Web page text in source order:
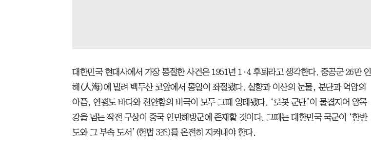
대한민국 현대사에서 가장 통절한 사건은 1951년 1·4 후퇴라고 생각한다. 중공군 26만 인
해(人海)에 밀려 백두산 코앞에서 통일이 좌절됐다. 실향과 이산의 눈물, 분단과 억압의
아픔, 연평도 바다와 천안함의 비극이 모두 그때 잉태됐다. ‘로봇 군단’이 물결지어 압록
강을 넘는 작전 구상이 중국 인민해방군에 존재할 것이다. 그때는 대한민국 국군이 ‘한반
도와 그 부속 도서’(헌법 3조)를 온전히 지켜내야 한다.